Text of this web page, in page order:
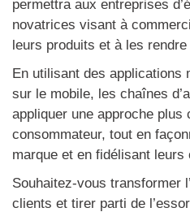
permettra aux entreprises
novatrices visant à
leurs produits et à les
En utilisant des applications
sur le mobile, les chaînes
appliquer une approche plus
consommateur, tout en
marque et en fidélisant leurs
Souhaitez-vous transformer
clients et tirer parti de